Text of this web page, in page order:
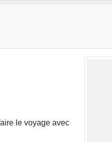
le voyage avec